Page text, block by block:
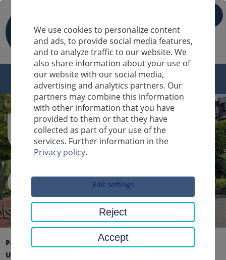
Sucheingabe
Pagina iniziale
Ufficio distrettuale, distretto
Ultime notizie
We use cookies to personalize content
and ads, to provide social media features,
and to analyze traffic to our website. We
also share information about your use of
our website with our social media,
advertising and analytics partners. Our
partners may combine this information
with other information that you have
provided to them or that they have
collected as part of your use of the
services. Further information in the
Privacy policy.
Edit settings
Reject
Accept